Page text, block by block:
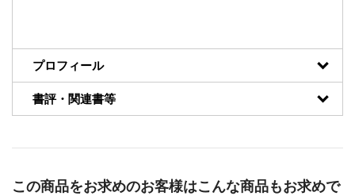
プロフィール
書評・関連書等
この商品をお求めのお客様はこんな商品もお求めで